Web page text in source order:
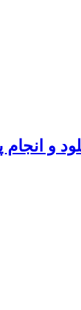
و انجام